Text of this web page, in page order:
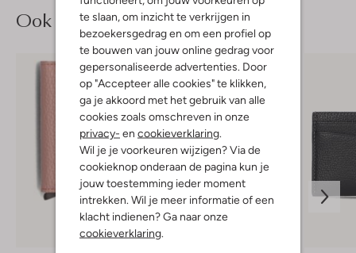
te slaan, om inzicht te verkrijgen in
bezoekersgedrag en om een profiel op
te bouwen van jouw online gedrag voor
gepersonaliseerde advertenties. Door
op "Accepteer alle cookies" te klikken,
ga je akkoord met het gebruik van alle
cookies zoals omschreven in onze
privacy- en cookieverklaring.
Wil je je voorkeuren wijzigen? Via de
cookieknop onderaan de pagina kun je
jouw toestemming ieder moment
intrekken. Wil je meer informatie of een
klacht indienen? Ga naar onze
cookieverklaring.
Ook iets voor jou?